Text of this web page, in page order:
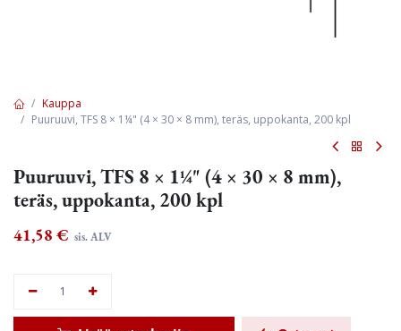
Kauppa
Puuruuvi, TFS 8 × 1¼" (4 × 30 × 8 mm), teräs, uppokanta, 200 kpl
Puuruuvi, TFS 8 × 1¼" (4 × 30 × 8 mm),
teräs, uppokanta, 200 kpl
41,58 € sis. ALV